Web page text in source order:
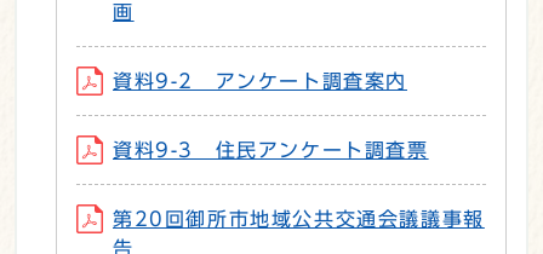
画
資料9-2 アンケート調査案内
資料9-3 住民アンケート調査票
第20回御所市地域公共交通会議議事報
告